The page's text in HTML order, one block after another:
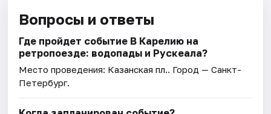
Вопросы и ответы
Где пройдет событие В Карелию на
ретропоезде: водопады и Рускеала?
Место проведения: Казанская пл.. Город — Санкт-
Петербург.